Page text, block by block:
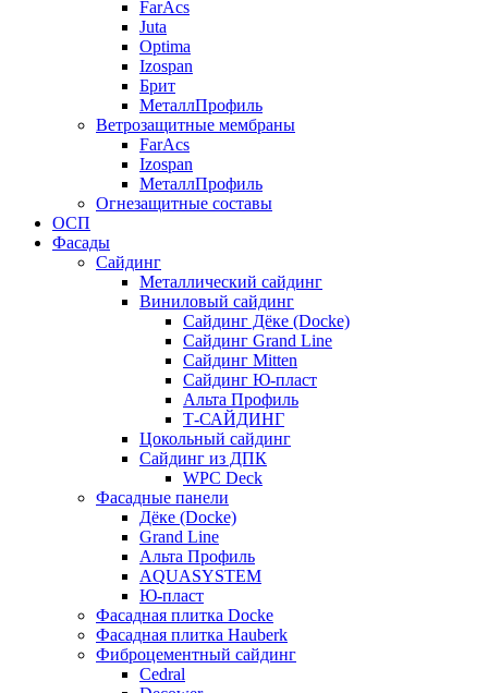
FarAcs
Juta
Optima
Izospan
Брит
МеталлПрофиль
Ветрозащитные мембраны
FarAcs
Izospan
МеталлПрофиль
Огнезащитные составы
ОСП
Фасады
Сайдинг
Металлический сайдинг
Виниловый сайдинг
Сайдинг Дёке (Docke)
Сайдинг Grand Line
Сайдинг Mitten
Сайдинг Ю-пласт
Альта Профиль
Т-САЙДИНГ
Цокольный сайдинг
Сайдинг из ДПК
WPC Deck
Фасадные панели
Дёке (Docke)
Grand Line
Альта Профиль
AQUASYSTEM
Ю-пласт
Фасадная плитка Docke
Фасадная плитка Hauberk
Фиброцементный сайдинг
Cedral